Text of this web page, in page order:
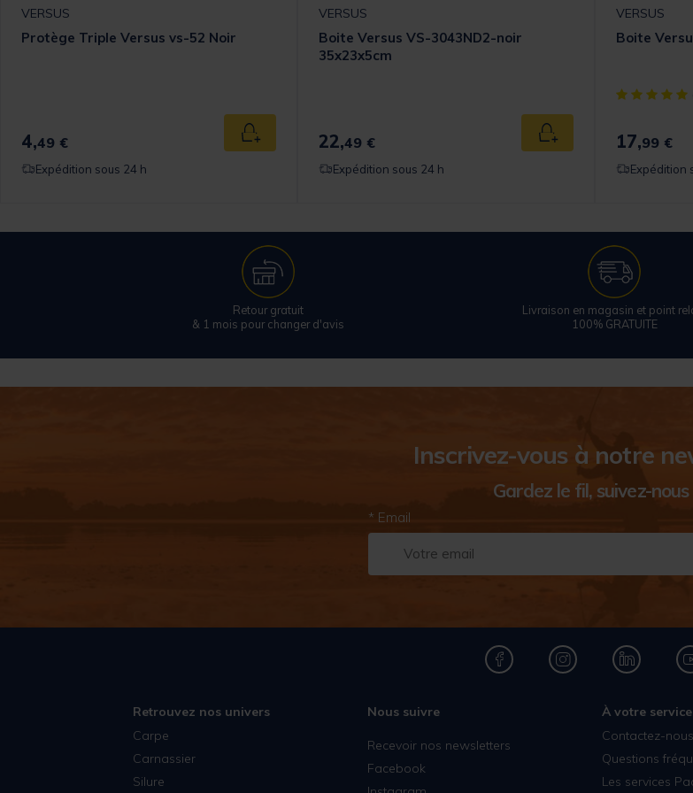
panier
VERSUS
Protège Triple Versus vs-52 Noir
4,49 € Ajouter au panier
Expédition sous 24 h
VERSUS
Boite Versus VS-3043ND2-noir
35x23x5cm
22,49 € Ajouter au panier
Expédition sous 24 h
VERSUS
Boite
[object
17,99 €
Expédition
Retour gratuit
& 1 mois pour changer d'avis
Livraison en magasin et point
100% GRATUITE
Inscrivez-vous à notre
Gardez le fil, suivez-nous
* Email
Retrouvez nos univers
Carpe
Carnassier
Silure
Nous suivre
Recevoir nos newsletters
Facebook
À votre service
Contactez-nous
Questions
Les services